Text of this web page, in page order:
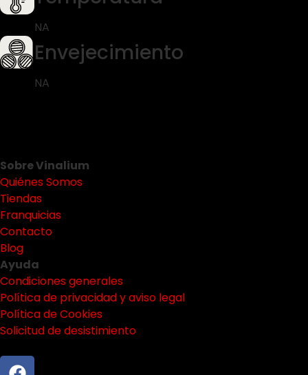
NA
Envejecimiento
NA
Sobre Vinalium
Quiénes Somos
Tiendas
Franquicias
Contacto
Blog
Ayuda
Condiciones generales
Política de privacidad y aviso legal
Política de Cookies
Solicitud de desistimiento